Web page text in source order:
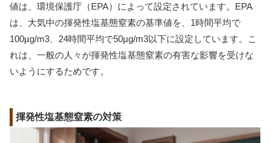
値は、環境保護庁（EPA）によって設定されています。EPA
は、大気中の揮発性塩基態窒素の基準値を、1時間平均で
100µg/m3、24時間平均で50µg/m3以下に設定しています。こ
れは、一般の人々が揮発性塩基態窒素の有害な影響を受けな
いようにするためです。
揮発性塩基態窒素の対策